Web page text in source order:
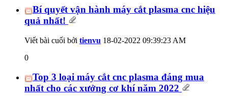
Bí quyết vận hành máy cắt plasma cnc hiệu
quả nhất!
Viết bài cuối bởi tienvu 18-02-2022 09:39:23 AM
0
Top 3 loại máy cắt cnc plasma đáng mua
nhất cho các xưởng cơ khí năm 2022